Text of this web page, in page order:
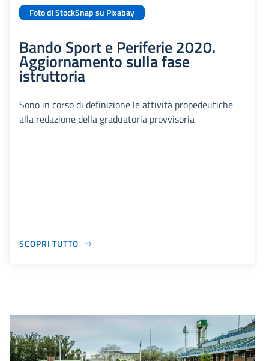
Foto di StockSnap su Pixabay
Bando Sport e Periferie 2020.
Aggiornamento sulla fase
istruttoria
Sono in corso di definizione le attività propedeutiche
alla redazione della graduatoria provvisoria
SCOPRI TUTTO